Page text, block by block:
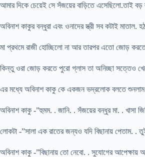
আমার দিকে চেয়েই সে সঁজয়ের বাড়িতে এসেছিলো.তাই
অবিনাশ কাকুর বন্ধুরা এবং ওনাদের স্ত্রী সব কটাই
মা প্রথমে রাজী হোচ্ছিলো না আর তারপর এতো জোড়
কিন্তু ওরা জোড় করতে পুরো গ্লাস তা অনিচ্ছা সত্তেও
এর মধ্যে অবিনাশ কাকু কে একজন ভদ্রলোক বলতে শুনলাম -
অবিনাশ কাকু -”হুমম. . জানি. . সঁজয়ের বন্ধুর মা. . খাসা
লোকটা -”সালা এক রাতের জন্যও যদি বিছানায় পেতাম. .
অবিনাশ কাকু -”বিছানায় তো নেবো. . সুযোগের আপেক্ষায়